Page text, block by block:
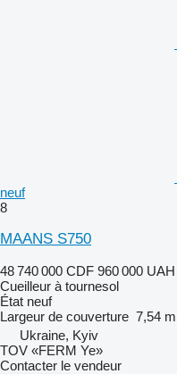
neuf
8
MAANS S750
48 740 000 CDF 960 000 UAH
Cueilleur à tournesol
État neuf
Largeur de couverture 7,54 m
Ukraine, Kyiv
TOV «FERM Ye»
Contacter le vendeur